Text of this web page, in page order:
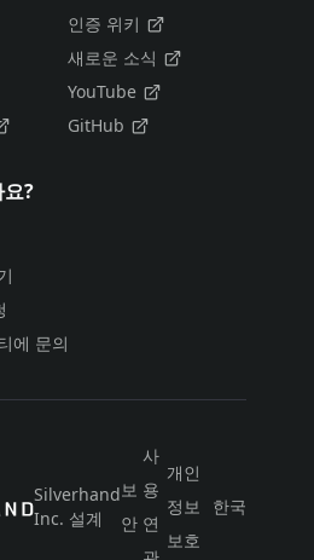
인증 위키
새로운 소식
YouTube
GitHub
?
에 문의
Silverhand
Inc. 설계
보
안
사
용
연
개인
정보
보호
한국어